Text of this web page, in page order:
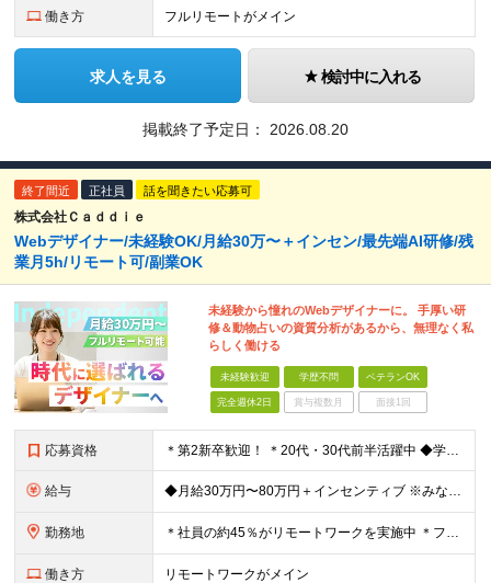
働き方 フルリモートがメイン
求人を見る 検討中に入れる
掲載終了予定日： 2026.08.20
終了間近 正社員 話を聞きたい応募可
株式会社Ｃａｄｄｉｅ
Webデザイナー/未経験OK/月給30万〜＋インセン/最先端AI研修/残
業月5h/リモート可/副業OK
未経験から憧れのWebデザイナーに。 手厚い研
修＆動物占いの資質分析があるから、無理なく私
らしく働ける
未経験歓迎 学歴不問 ベテランOK
完全週休2日 賞与複数月 面接1回
応募資格 ＊第2新卒歓迎！ ＊20代・30代前半活躍中 ◆学歴不問 ◆未経験歓迎 ＼こんな方にピッタリです！／ ★SNSを見るだけでなく「仕掛ける側」になりたい方 ★販売や接客で「お客様の心理」を考えた経験
給与 ◆月給30万円〜80万円＋インセンティブ ※みなし残業代（月10時間・16,000円）を含みます ※超過分は別途支給します ※試用期間3か月あり（給与は28万円、待遇に差異なし）
勤務地 ＊社員の約45％がリモートワークを実施中 ＊フルリモート案件もあり ＊転勤はありません 本社（横浜）または、東京・神奈川の各プロジェクト先。 【本社】 神奈川県横浜市中区不老町2丁目11-8 税経
働き方 リモートワークがメイン